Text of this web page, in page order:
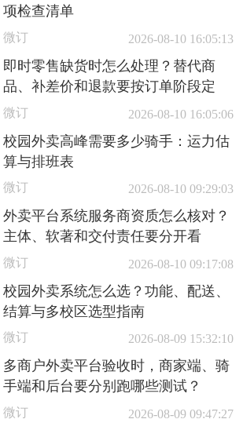
项检查清单
微订 2026-08-10 16:05:13
即时零售缺货时怎么处理？替代商
品、补差价和退款要按订单阶段定
微订 2026-08-10 16:05:06
校园外卖高峰需要多少骑手：运力估
算与排班表
微订 2026-08-10 09:29:03
外卖平台系统服务商资质怎么核对？
主体、软著和交付责任要分开看
微订 2026-08-10 09:17:08
校园外卖系统怎么选？功能、配送、
结算与多校区选型指南
微订 2026-08-09 15:32:10
多商户外卖平台验收时，商家端、骑
手端和后台要分别跑哪些测试？
微订 2026-08-09 09:47:27